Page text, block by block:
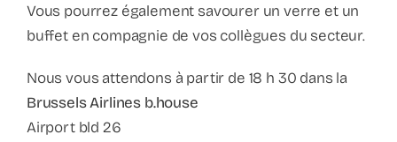
Vous pourrez également savourer un verre et un
buffet en compagnie de vos collègues du secteur.
Nous vous attendons à partir de 18 h 30 dans la
Brussels Airlines b.house
Airport bld 26